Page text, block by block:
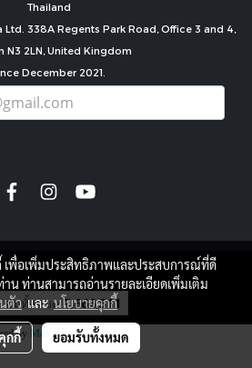
Thailand
338A Regents Park Road, Office 3 and 4,
N3 2LN, United Kingdom
December 2021.
copyright by
ชมทั้งหมด7,666,511
by MakeWebEasy.com
เพื่อเพิ่มประสิทธิภาพและประสบการณ์ที่ดี
าน ท่านสามารถอ่านรายละเอียดเพิ่มเติม
ตัวและนโยบายคุกกี้
กกี้ ยอมรับทั้งหมด